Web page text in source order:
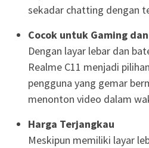
sekadar chatting dengan
Cocok untuk Gaming
Dengan layar lebar dan
Realme C11 menjadi
pengguna yang gemar
menonton video dalam
Harga Terjangkau
Meskipun memiliki layar